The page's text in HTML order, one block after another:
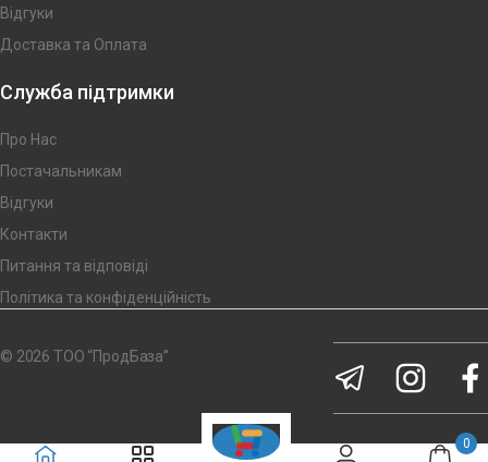
0
Відгуки
Доставка та Оплата
Служба підтримки
Про Нас
Постачальникам
Відгуки
Контакти
Питання та відповіді
Політика та конфіденційність
© 2026 ТОО “ПродБаза”